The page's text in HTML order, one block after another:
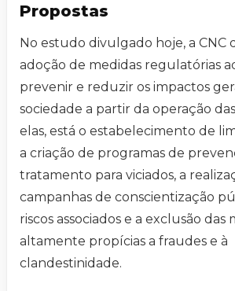
Propostas
No estudo divulgado hoje, a CNC
adoção de medidas regulatórias
prevenir e reduzir os impactos
sociedade a partir da operação das
elas, está o estabelecimento de
a criação de programas de
tratamento para viciados, a
campanhas de conscientização
riscos associados e a exclusão das
altamente propícias a fraudes e à
clandestinidade.